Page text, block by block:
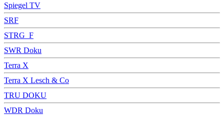
Spiegel TV
SRF
STRG_F
SWR Doku
Terra X
Terra X Lesch & Co
TRU DOKU
WDR Doku